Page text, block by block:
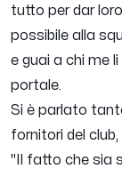
tutto per dar
possibile alla
e guai a chi me
portale.
Si è parlato
fornitori del
"Il fatto che sia